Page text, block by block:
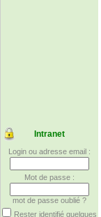
Intranet
Login ou adresse email :
Mot de passe :
mot de passe oublié ?
Rester identifié quelques